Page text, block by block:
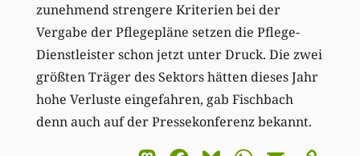
zunehmend strengere Kriterien bei der
Vergabe der Pflegepläne setzen die Pflege-
Dienstleister schon jetzt unter Druck. Die zwei
größten Träger des Sektors hätten dieses Jahr
hohe Verluste eingefahren, gab Fischbach
denn auch auf der Pressekonferenz bekannt.